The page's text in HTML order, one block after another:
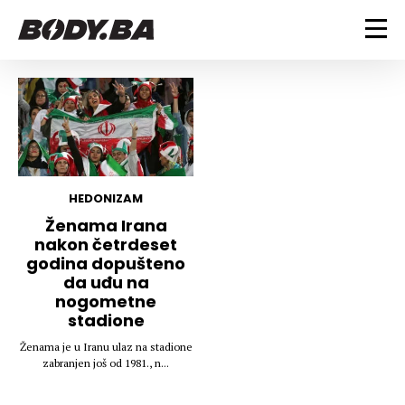
FITNESS
Vježbanje
Mršanje
Discipline
Indoor & Outdoor
BODYBUILDING
Trening i vježbe
Takmičarski bodybuilding
Savjeti
Ostalo
Dijete
Nutricionizam
Recepti
Suplementi
Tablica kalorija
ZDRAVLJE
Um i tijelo
Povrede i bolesti
Lifestyle
Trudnice
LIFESTYLE
Bodybuilding
Fitness
Ishrana
VODA
HEDONIZAM
Ženama Irana
nakon četrdeset
godina dopušteno
da uđu na
nogometne
stadione
Ženama je u Iranu ulaz na stadione
zabranjen još od 1981., n...